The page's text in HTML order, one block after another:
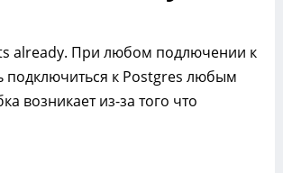
already. При любом подлючении к
к Postgres любым
возникает из-за того что